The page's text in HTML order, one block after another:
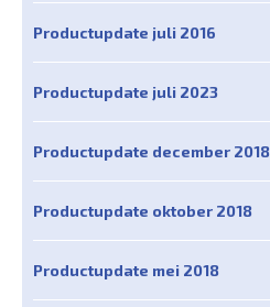
Productupdate juli 2016
Productupdate juli 2023
Productupdate december 2018
Productupdate oktober 2018
Productupdate mei 2018